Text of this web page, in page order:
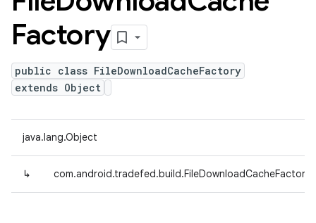
Factory
public class FileDownloadCacheFactory
extends Object
java.lang.Object
↳ com.android.tradefed.build.FileDownloadCacheFactory